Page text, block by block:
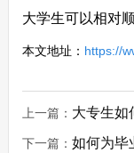
大学生可以相对
本文地址： https://
上一篇： 大专生如
下一篇： 如何为毕